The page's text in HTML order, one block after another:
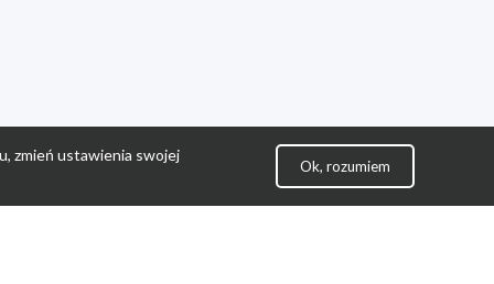
zmień ustawienia swojej
Ok, rozumiem